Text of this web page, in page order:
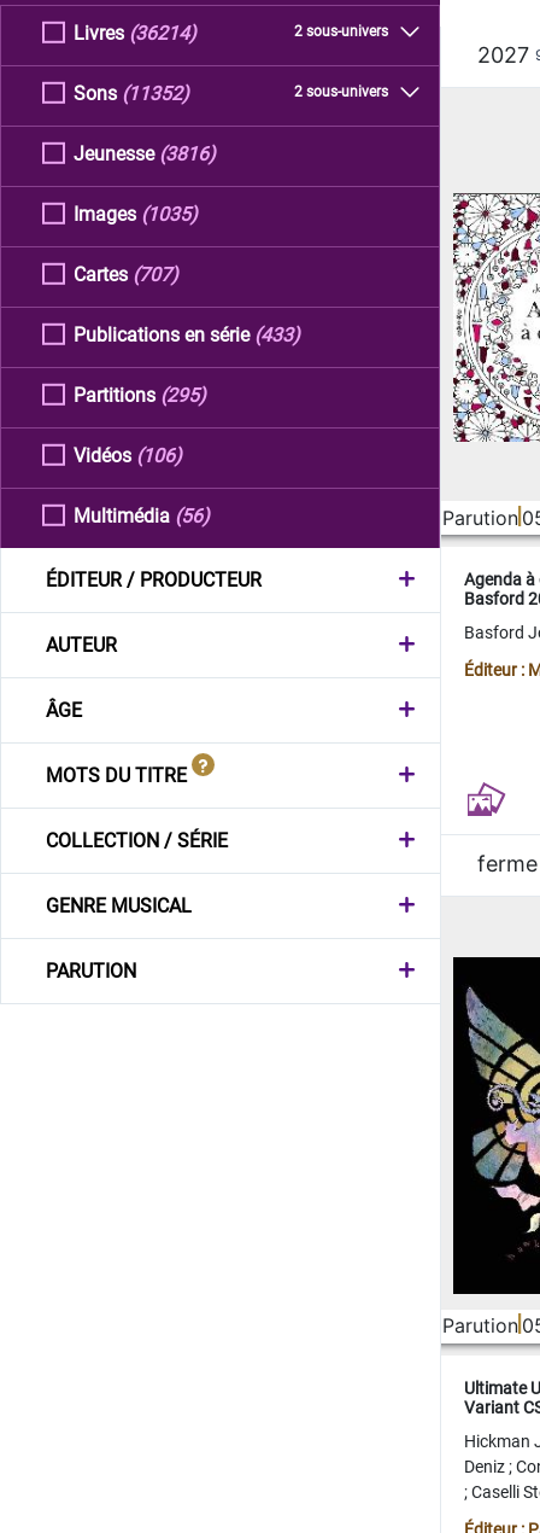
Livres 2 sous-univers
(36214)
Sons 2 sous-univers
(11352)
Jeunesse (3816)
Images (1035)
Cartes (707)
Publications en série (433)
Partitions (295)
Vidéos (106)
Multimédia (56)
ÉDITEUR / PRODUCTEUR
AUTEUR
ÂGE
MOTS DU TITRE
COLLECTION / SÉRIE
GENRE MUSICAL
PARUTION
2027
Parution
Agenda
Basford
Basford
Éditeur :
ferme
Parution
Ultimate
Variant
Hickman
Deniz;
;Caselli
Juan
Éditeur :